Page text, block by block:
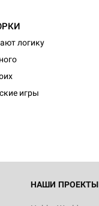
логику
игры
НАШИ ПРОЕКТЫ